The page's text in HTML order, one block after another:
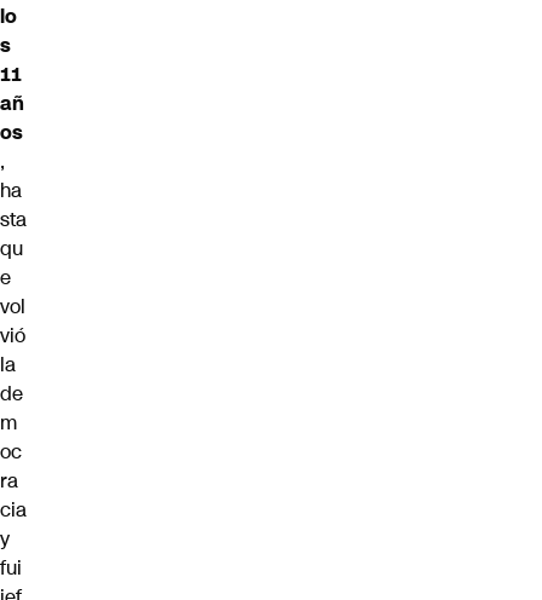
lo
s
11
añ
os
,
ha
sta
qu
e
vol
vió
la
de
m
oc
ra
cia
y
fui